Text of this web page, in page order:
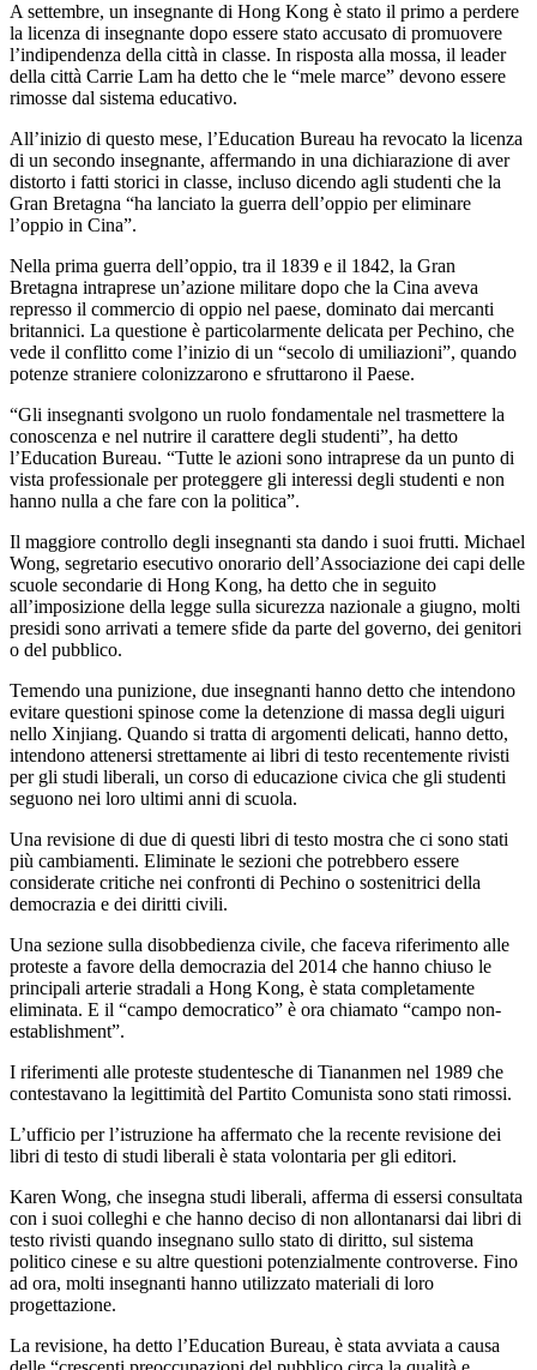
A settembre, un insegnante di Hong Kong è stato il primo a perdere
la licenza di insegnante dopo essere stato accusato di promuovere
l’indipendenza della città in classe. In risposta alla mossa, il leader
della città Carrie Lam ha detto che le “mele marce” devono essere
rimosse dal sistema educativo.
All’inizio di questo mese, l’Education Bureau ha revocato la licenza
di un secondo insegnante, affermando in una dichiarazione di aver
distorto i fatti storici in classe, incluso dicendo agli studenti che la
Gran Bretagna “ha lanciato la guerra dell’oppio per eliminare
l’oppio in Cina”.
Nella prima guerra dell’oppio, tra il 1839 e il 1842, la Gran
Bretagna intraprese un’azione militare dopo che la Cina aveva
represso il commercio di oppio nel paese, dominato dai mercanti
britannici. La questione è particolarmente delicata per Pechino, che
vede il conflitto come l’inizio di un “secolo di umiliazioni”, quando
potenze straniere colonizzarono e sfruttarono il Paese.
“Gli insegnanti svolgono un ruolo fondamentale nel trasmettere la
conoscenza e nel nutrire il carattere degli studenti”, ha detto
l’Education Bureau. “Tutte le azioni sono intraprese da un punto di
vista professionale per proteggere gli interessi degli studenti e non
hanno nulla a che fare con la politica”.
Il maggiore controllo degli insegnanti sta dando i suoi frutti. Michael
Wong, segretario esecutivo onorario dell’Associazione dei capi delle
scuole secondarie di Hong Kong, ha detto che in seguito
all’imposizione della legge sulla sicurezza nazionale a giugno, molti
presidi sono arrivati ​​a temere sfide da parte del governo, dei genitori
o del pubblico.
Temendo una punizione, due insegnanti hanno detto che intendono
evitare questioni spinose come la detenzione di massa degli uiguri
nello Xinjiang. Quando si tratta di argomenti delicati, hanno detto,
intendono attenersi strettamente ai libri di testo recentemente rivisti
per gli studi liberali, un corso di educazione civica che gli studenti
seguono nei loro ultimi anni di scuola.
Una revisione di due di questi libri di testo mostra che ci sono stati
più cambiamenti. Eliminate le sezioni che potrebbero essere
considerate critiche nei confronti di Pechino o sostenitrici della
democrazia e dei diritti civili.
Una sezione sulla disobbedienza civile, che faceva riferimento alle
proteste a favore della democrazia del 2014 che hanno chiuso le
principali arterie stradali a Hong Kong, è stata completamente
eliminata. E il “campo democratico” è ora chiamato “campo non-
establishment”.
I riferimenti alle proteste studentesche di Tiananmen nel 1989 che
contestavano la legittimità del Partito Comunista sono stati rimossi.
L’ufficio per l’istruzione ha affermato che la recente revisione dei
libri di testo di studi liberali è stata volontaria per gli editori.
Karen Wong, che insegna studi liberali, afferma di essersi consultata
con i suoi colleghi e che hanno deciso di non allontanarsi dai libri di
testo rivisti quando insegnano sullo stato di diritto, sul sistema
politico cinese e su altre questioni potenzialmente controverse. Fino
ad ora, molti insegnanti hanno utilizzato materiali di loro
progettazione.
La revisione, ha detto l’Education Bureau, è stata avviata a causa